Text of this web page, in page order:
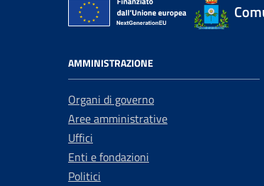
AMMINISTRAZIONE
Organi di governo
Aree amministrative
Uffici
Enti e fondazioni
Politici